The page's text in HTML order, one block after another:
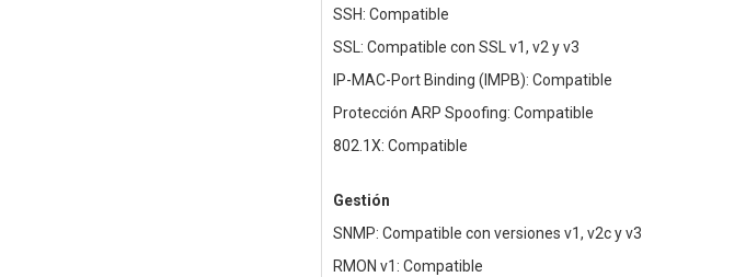
SSH: Compatible
SSL: Compatible con SSL v1, v2 y v3
IP-MAC-Port Binding (IMPB): Compatible
Protección ARP Spoofing: Compatible
802.1X: Compatible
Gestión
SNMP: Compatible con versiones v1, v2c y v3
RMON v1: Compatible